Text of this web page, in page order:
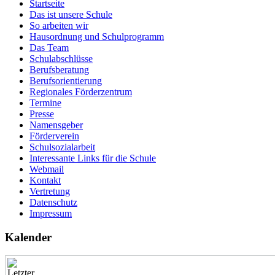
Macht mit bei der Altpapiersammlung!! Der Erlös
Macht mit bei der Altpapiersammlung!! Der Erlös
Macht mit bei der Altpapiersammlung!! Der Erlös
Startseite
Das ist unsere Schule
So arbeiten wir
Hausordnung und Schulprogramm
Das Team
Schulabschlüsse
Berufsberatung
Berufsorientierung
Regionales Förderzentrum
Termine
Presse
Namensgeber
Förderverein
Schulsozialarbeit
Interessante Links für die Schule
Webmail
Kontakt
Vertretung
Datenschutz
Impressum
Kalender